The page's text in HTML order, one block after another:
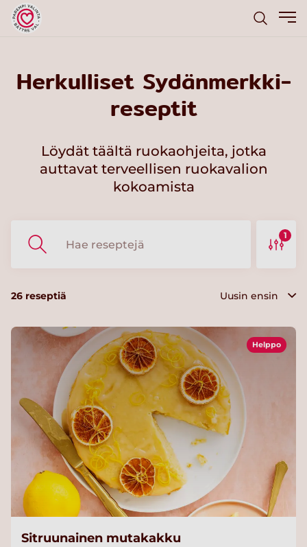
Herkulliset Sydänmerkki-
reseptit
Löydät täältä ruokaohjeita, jotka
auttavat terveellisen ruokavalion
kokoamista
1
26 reseptiä
Helppo
Sitruunainen mutakakku